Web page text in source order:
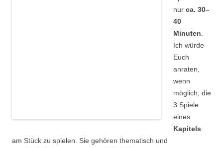
nur ca. 30–
40
Minuten.
Ich würde
Euch
anraten,
wenn
möglich, die
3 Spiele
eines
Kapitels
am Stück zu spielen. Sie gehören thematisch und